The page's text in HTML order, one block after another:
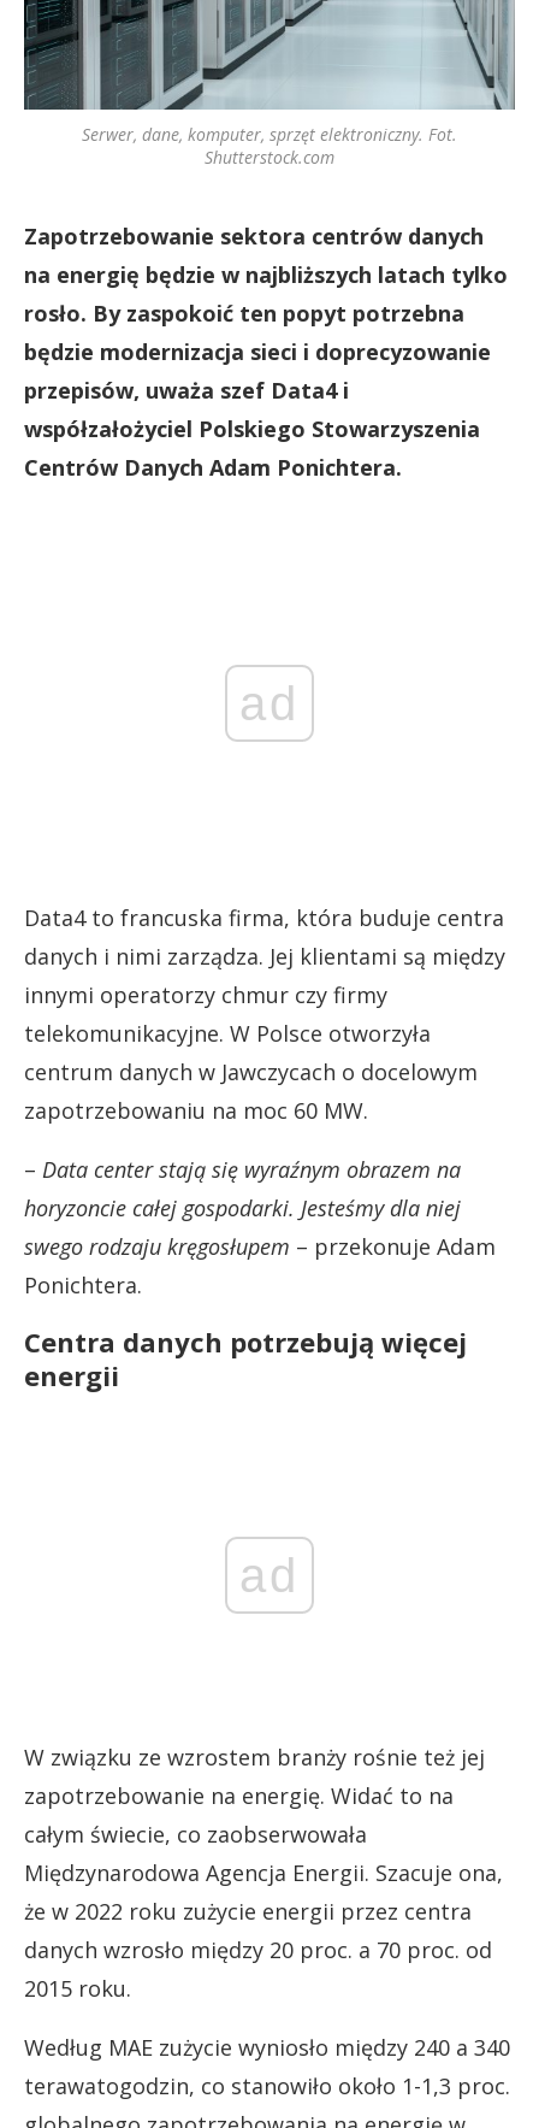
Serwer, dane, komputer, sprzęt elektroniczny. Fot.
Shutterstock.com
Zapotrzebowanie sektora centrów danych
na energię będzie w najbliższych latach tylko
rosło. By zaspokoić ten popyt potrzebna
będzie modernizacja sieci i doprecyzowanie
przepisów, uważa szef Data4 i
współzałożyciel Polskiego Stowarzyszenia
Centrów Danych Adam Ponichtera.
ad
Data4 to francuska firma, która buduje centra
danych i nimi zarządza. Jej klientami są między
innymi operatorzy chmur czy firmy
telekomunikacyjne. W Polsce otworzyła
centrum danych w Jawczycach o docelowym
zapotrzebowaniu na moc 60 MW.
– Data center stają się wyraźnym obrazem na
horyzoncie całej gospodarki. Jesteśmy dla niej
swego rodzaju kręgosłupem – przekonuje Adam
Ponichtera.
Centra danych potrzebują więcej
energii
ad
W związku ze wzrostem branży rośnie też jej
zapotrzebowanie na energię. Widać to na
całym świecie, co zaobserwowała
Międzynarodowa Agencja Energii. Szacuje ona,
że w 2022 roku zużycie energii przez centra
danych wzrosło między 20 proc. a 70 proc. od
2015 roku.
Według MAE zużycie wyniosło między 240 a 340
terawatogodzin, co stanowiło około 1-1,3 proc.